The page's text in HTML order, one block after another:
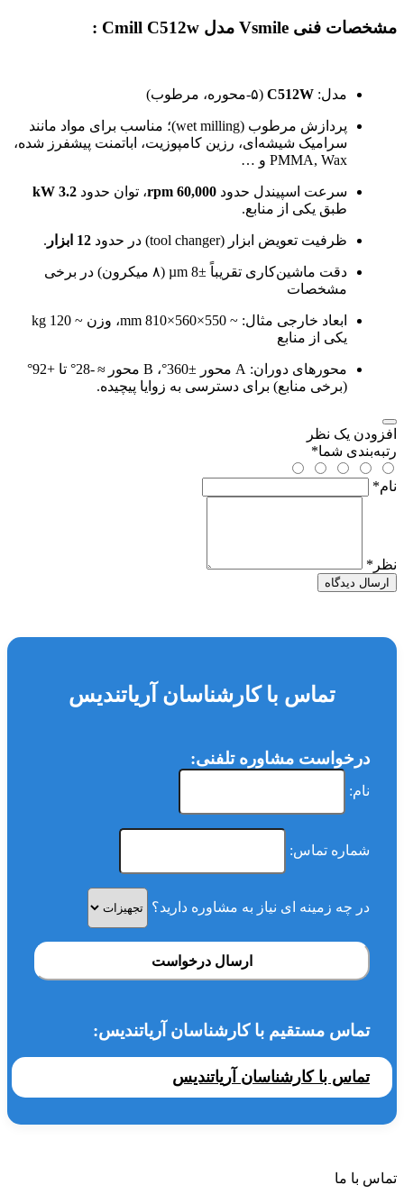
مشخصات فنی Vsmile مدل Cmill C512w :
مدل: C512W (۵-محوره، مرطوب)
پردازش مرطوب (wet milling)؛ مناسب برای مواد مانند
سرامیک شیشه‌ای، رزین کامپوزیت، اباتمنت پیش­فرز شده،
PMMA, Wax و …
سرعت اسپیندل حدود 60,000 rpm ، توان حدود 3.2 kW
طبق یکی از منابع.
ظرفیت تعویض ابزار (tool changer) در حدود 12 ابزار .
دقت ماشین‌کاری تقریباً ±8 µm (۸ میکرون) در برخی
مشخصات
ابعاد خارجی مثال: ~ 550×560×810 mm، وزن ~ 120 kg
یکی از منابع
محورهای دوران: A محور ±360°، B محور ≈ -28° تا +92°
(برخی منابع) برای دسترسی به زوایا پیچیده.
افزودن یک نظر
رتبه‌بندی شما*
نام*
نظر *
ارسال دیدگاه
تماس با کارشناسان آریاتندیس
درخواست مشاوره تلفنی:
نام:
شماره تماس:
در چه زمینه ای نیاز به مشاوره دارید؟
ارسال درخواست
تماس مستقیم با کارشناسان آریاتندیس:
تماس با کارشناسان آریاتندیس
تماس با ما